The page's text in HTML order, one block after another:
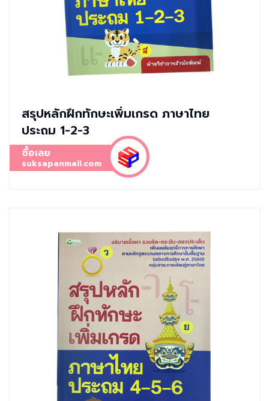
สรุปหลักฝึกทักษะเพิ่มเกรด ภาษาไทย
ประถม 1-2-3
ซื้อเลย
suksapanmall.com